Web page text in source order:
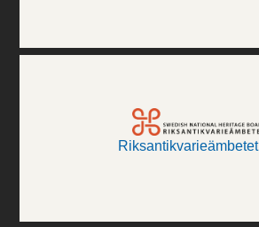
Riksantikvarieämbetet